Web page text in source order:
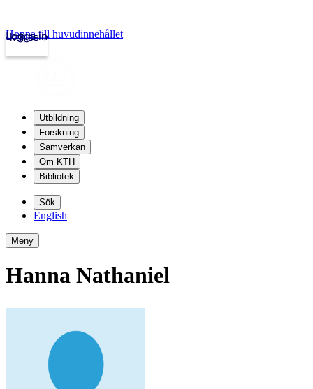
kth.se
Logga in
Hoppa till huvudinnehållet
Utbildning
Forskning
Samverkan
Om KTH
Bibliotek
Sök
English
Meny
Hanna Nathaniel